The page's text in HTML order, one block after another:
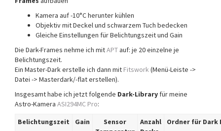
Kamera auf -10°C herunter kühlen
Objektiv mit Deckel und schwarzem Tuch bedecken
Gleiche Einstellungen für Belichtungszeit und Gain
Die Dark-Frames nehme ich mitAPTauf: je 20 einzelne je
Belichtungszeit.
Ein Master-Dark erstelle ich dann mit Fitswork(Menü-Leiste ->
Datei -> Masterdark/-flat erstellen).
Insgesamt habe ich jetzt folgende Dark-Library für meine
Astro-Kamera ASI294MC Pro:
Belichtungszeit
Gain
Sensor
Anzahl
Ordner für Dark